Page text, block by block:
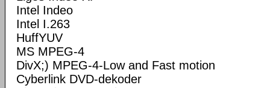
Intel Indeo
Intel I.263
HuffYUV
MS MPEG-4
DivX;) MPEG-4-Low and Fast motion
Cyberlink DVD-dekoder